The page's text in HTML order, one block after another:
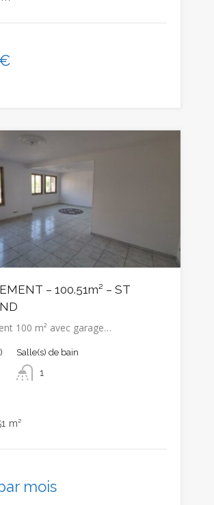
– 100.51m² – ST
100 m² avec garage…
Salle(s) de bain
1
m²
mois